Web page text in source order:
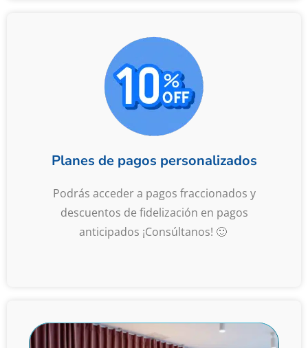
Planes de pagos personalizados
Podrás acceder a pagos fraccionados y
descuentos de fidelización en pagos
anticipados ¡Consúltanos! 🙂